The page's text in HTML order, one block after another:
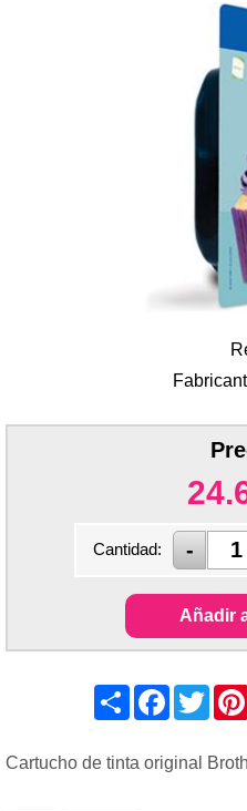
Cantidad:
Añadir
Share
Cartucho de tinta original